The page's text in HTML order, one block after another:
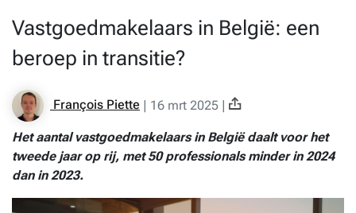
Vastgoedmakelaars in België: een
beroep in transitie?
François Piette | 16 mrt 2025 |
Het aantal vastgoedmakelaars in België daalt voor het
tweede jaar op rij, met 50 professionals minder in 2024
dan in 2023.